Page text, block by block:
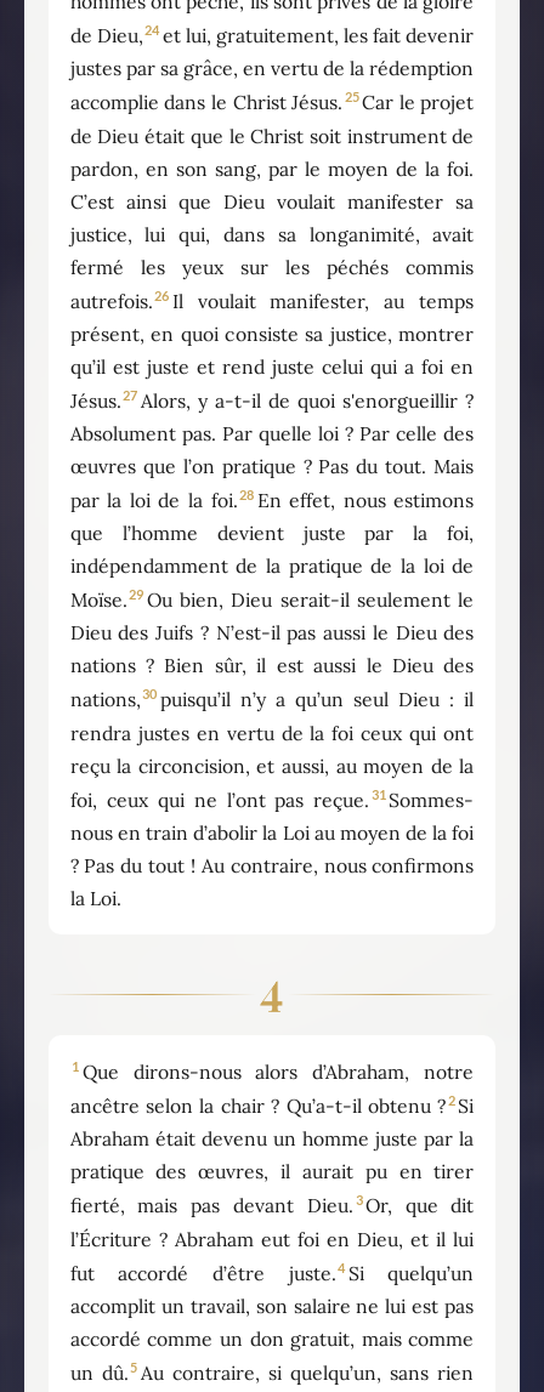
de Dieu,24et lui, gratuitement, les fait devenir
justes par sa grâce, en vertu de la rédemption
accomplie dans le Christ Jésus. 25Car le projet
de Dieu était que le Christ soit instrument de
pardon, en son sang, par le moyen de la foi.
C’est ainsi que Dieu voulait manifester sa
justice, lui qui, dans sa longanimité, avait
fermé les yeux sur les péchés commis
autrefois.26 Il voulait manifester, au temps
présent, en quoi consiste sa justice, montrer
qu’il est juste et rend juste celui qui a foi en
Jésus.27 Alors, y a-t-il de quoi s'enorgueillir ?
Absolument pas. Par quelle loi ? Par celle des
œuvres que l’on pratique ? Pas du tout. Mais
par la loi de la foi.28 En effet, nous estimons
que l’homme devient juste par la foi,
indépendamment de la pratique de la loi de
Moïse.29 Ou bien, Dieu serait-il seulement le
Dieu des Juifs ? N’est-il pas aussi le Dieu des
nations ? Bien sûr, il est aussi le Dieu des
nations,30 puisqu’il n’y a qu’un seul Dieu : il
rendra justes en vertu de la foi ceux qui ont
reçu la circoncision, et aussi, au moyen de la
foi, ceux qui ne l’ont pas reçue. 31 Sommes-
nous en train d’abolir la Loi au moyen de la foi
? Pas du tout ! Au contraire, nous confirmons
la Loi.
4
1 Que dirons-nous alors d’Abraham, notre
ancêtre selon la chair ? Qu’a-t-il obtenu ?2 Si
Abraham était devenu un homme juste par la
pratique des œuvres, il aurait pu en tirer
fierté, mais pas devant Dieu. 3Or, que dit
l’Écriture ? Abraham eut foi en Dieu, et il lui
fut accordé d’être juste.4 Si quelqu’un
accomplit un travail, son salaire ne lui est pas
accordé comme un don gratuit, mais comme
un dû.5 Au contraire, si quelqu’un, sans rien